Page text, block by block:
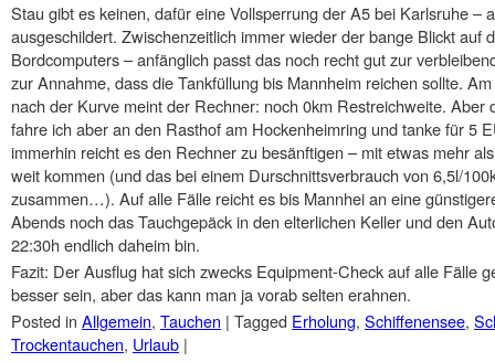
Stau gibt es keinen, dafür eine Vollsperrung der A5 bei Karlsruhe –
ausgeschildert. Zwischenzeitlich immer wieder der bange Blickt auf
Bordcomputers – anfänglich passt das noch recht gut zur
zur Annahme, dass die Tankfüllung bis Mannheim reichen sollte.
nach der Kurve meint der Rechner: noch 0km Restreichweite.
fahre ich aber an den Rasthof am Hockenheimring und tanke für 5
immerhin reicht es den Rechner zu besänftigen – mit etwas mehr
weit kommen (und das bei einem Durschnittsverbrauch von 6,5l/
zusammen…). Auf alle Fälle reicht es bis Mannhei an eine
Abends noch das Tauchgepäck in den elterlichen Keller und den
22:30h endlich daheim bin.
Fazit: Der Ausflug hat sich zwecks Equipment-Check auf alle Fälle
besser sein, aber das kann man ja vorab selten erahnen.
Posted in Allgemein, Tauchen | Tagged Erholung, Schiffenensee,
Trockentauchen, Urlaub |